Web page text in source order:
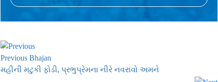
Previous Bhajan
મહીની મટુકી ફોડી, પ્રભુપ્રેમના નીરે નવરાવો અમને